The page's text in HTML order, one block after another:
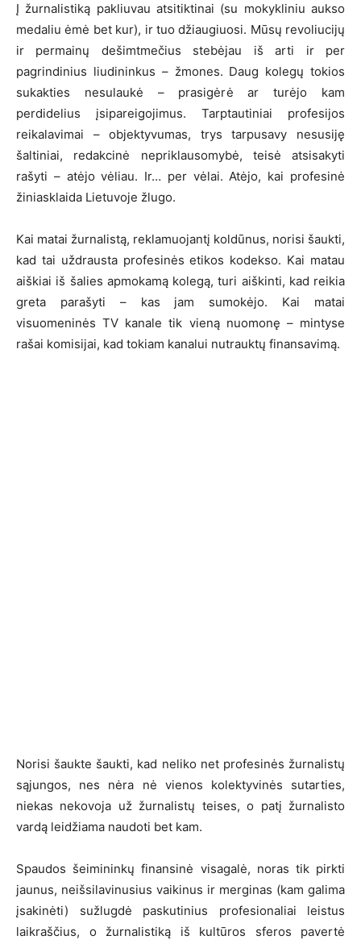
Į žurnalistiką pakliuvau atsitiktinai (su mokykliniu aukso
medaliu ėmė bet kur), ir tuo džiaugiuosi. Mūsų revoliucijų
ir permainų dešimtmečius stebėjau iš arti ir per
pagrindinius liudininkus – žmones. Daug kolegų tokios
sukakties nesulaukė – prasigėrė ar turėjo kam
perdidelius įsipareigojimus. Tarptautiniai profesijos
reikalavimai – objektyvumas, trys tarpusavy nesusiję
šaltiniai, redakcinė nepriklausomybė, teisė atsisakyti
rašyti – atėjo vėliau. Ir… per vėlai. Atėjo, kai profesinė
žiniasklaida Lietuvoje žlugo.
Kai matai žurnalistą, reklamuojantį koldūnus, norisi šaukti,
kad tai uždrausta profesinės etikos kodekso. Kai matau
aiškiai iš šalies apmokamą kolegą, turi aiškinti, kad reikia
greta parašyti – kas jam sumokėjo. Kai matai
visuomeninės TV kanale tik vieną nuomonę – mintyse
rašai komisijai, kad tokiam kanalui nutrauktų finansavimą.
Norisi šaukte šaukti, kad neliko net profesinės žurnalistų
sąjungos, nes nėra nė vienos kolektyvinės sutarties,
niekas nekovoja už žurnalistų teises, o patį žurnalisto
vardą leidžiama naudoti bet kam.
Spaudos šeimininkų finansinė visagalė, noras tik pirkti
jaunus, neišsilavinusius vaikinus ir merginas (kam galima
įsakinėti) sužlugdė paskutinius profesionaliai leistus
laikraščius, o žurnalistiką iš kultūros sferos pavertė